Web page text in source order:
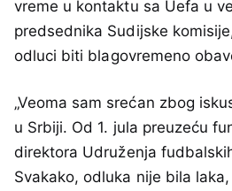
vreme u kontaktu sa Uefa u
predsednika Sudijske
odluci biti blagovremeno
„Veoma sam srećan zbog
u Srbiji. Od 1. jula preuzeću
direktora Udruženja
Svakako, odluka nije bila